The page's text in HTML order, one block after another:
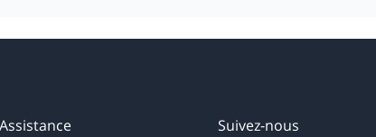
Assistance Suivez-nous